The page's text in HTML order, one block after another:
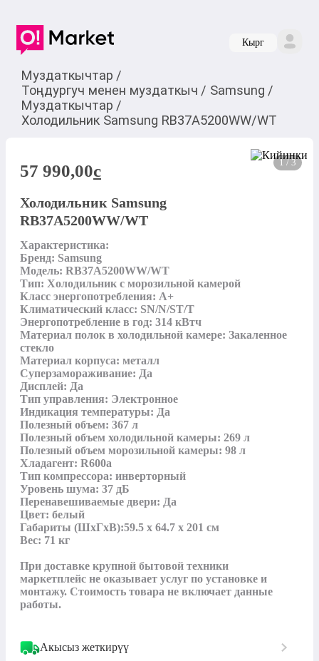
Кырг
Муздаткычтар /
Тоңдургуч менен муздаткыч / Samsung /
Муздаткычтар /
Холодильник Samsung RB37A5200WW/WT
1 / 3
57 990,00c
Холодильник Samsung
RB37A5200WW/WT
Характеристика:
Бренд: Samsung
Модель: RB37A5200WW/WT
Тип: Холодильник с морозильной камерой
Класс энергопотребления: А+
Климатический класс: SN/N/ST/T
Энергопотребление в год: 314 кВтч
Материал полок в холодильной камере: Закаленное
стекло
Материал корпуса: металл
Суперзамораживание: Да
Дисплей: Да
Тип управления: Электронное
Индикация температуры: Да
Полезный объем: 367 л
Полезный объем холодильной камеры: 269 л
Полезный объем морозильной камеры: 98 л
Хладагент: R600a
Тип компрессора: инверторный
Уровень шума: 37 дБ
Перенавешиваемые двери: Да
Цвет: белый
Габариты (ШхГхВ):59.5 х 64.7 х 201 см
Вес: 71 кг
При доставке крупной бытовой техники
маркетплейс не оказывает услуг по установке и
монтажу. Стоимость товара не включает данные
работы.
Акысыз жеткирүү